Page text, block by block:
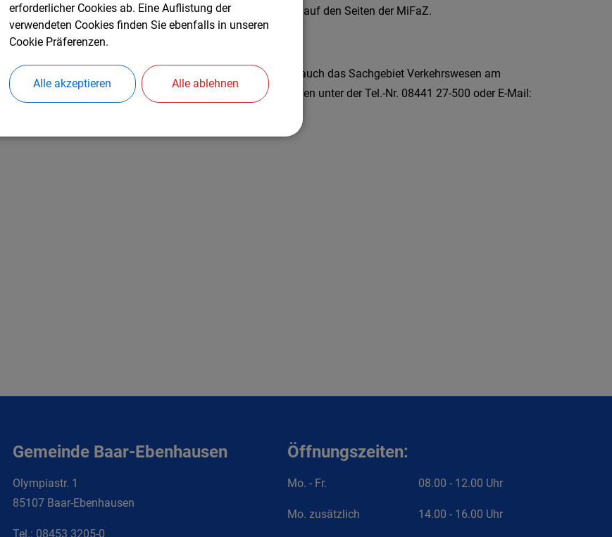
Pfaffenhofen finden Sie auf den Seiten der MiFaZ.
Nähere Auskünfte ereilt auch das Sachgebiet Verkehrswesen am
Landratsamt Pfaffenhofen unter der Tel.-Nr. 08441 27-500 oder E-Mail:
Gemeinde Baar-Ebenhausen
Olympiastr. 1
85107 Baar-Ebenhausen
Tel.: 08453 3205-0
Öffnungszeiten:
Mo. - Fr. 08.00 - 12.00 Uhr
Mo. zusätzlich 14.00 - 16.00 Uhr
erforderlicher Cookies ab. Eine Auflistung der
verwendeten Cookies finden Sie ebenfalls in unseren
Cookie Präferenzen.
Alle akzeptieren Alle ablehnen